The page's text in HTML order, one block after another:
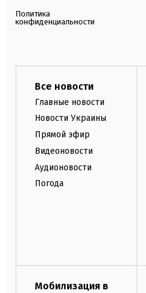
Политика
конфиденциальности
Все новости
Главные новости
Новости Украины
Прямой эфир
Видеоновости
Аудионовости
Погода
Мобилизация в